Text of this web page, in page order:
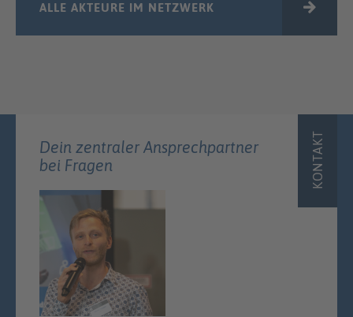
ALLE AKTEURE IM NETZWERK
KONTAKT
Dein zentraler Ansprechpartner
bei Fragen